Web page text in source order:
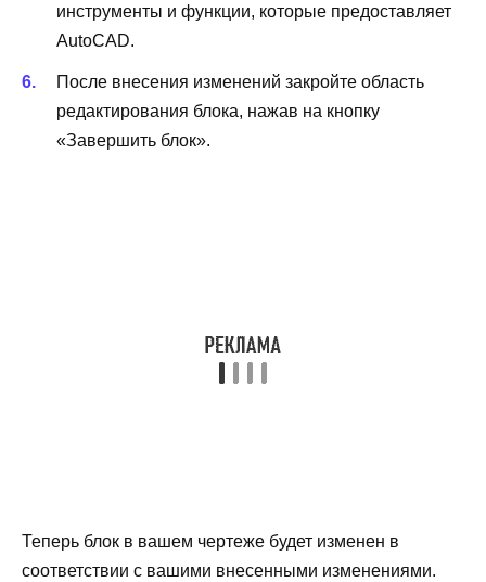
инструменты и функции, которые предоставляет
AutoCAD.
После внесения изменений закройте область
редактирования блока, нажав на кнопку
«Завершить блок».
Теперь блок в вашем чертеже будет изменен в
соответствии с вашими внесенными изменениями.